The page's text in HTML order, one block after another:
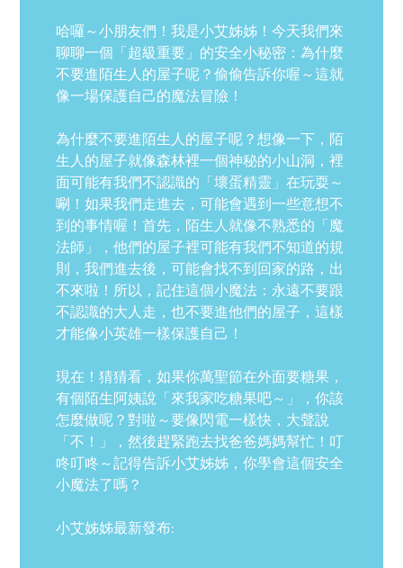
哈囉～小朋友們！我是小艾姊姊！今天我們來
聊聊一個「超級重要」的安全小秘密：為什麼
不要進陌生人的屋子呢？偷偷告訴你喔～這就
像一場保護自己的魔法冒險！
為什麼不要進陌生人的屋子呢？想像一下，陌
生人的屋子就像森林裡一個神秘的小山洞，裡
面可能有我們不認識的「壞蛋精靈」在玩耍～
唰！如果我們走進去，可能會遇到一些意想不
到的事情喔！首先，陌生人就像不熟悉的「魔
法師」，他們的屋子裡可能有我們不知道的規
則，我們進去後，可能會找不到回家的路，出
不來啦！所以，記住這個小魔法：永遠不要跟
不認識的大人走，也不要進他們的屋子，這樣
才能像小英雄一樣保護自己！
現在！猜猜看，如果你萬聖節在外面要糖果，
有個陌生阿姨說「來我家吃糖果吧～」，你該
怎麼做呢？對啦～要像閃電一樣快，大聲說
「不！」，然後趕緊跑去找爸爸媽媽幫忙！叮
咚叮咚～記得告訴小艾姊姊，你學會這個安全
小魔法了嗎？
小艾姊姊最新發布: